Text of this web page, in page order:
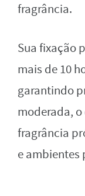
fragrância.
Sua fixação
mais de 10
garantindo
moderada,
fragrância
e ambientes